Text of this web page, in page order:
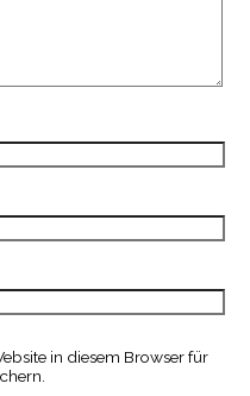
in diesem Browser für